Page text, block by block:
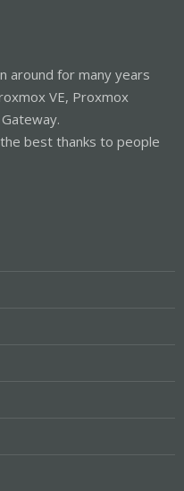
around for many years
VE, Proxmox
best thanks to people